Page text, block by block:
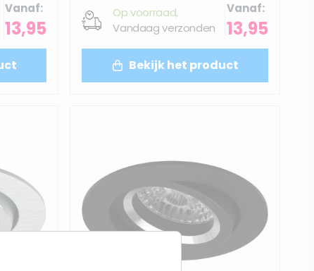
Vanaf
13,95
Op voorraad,
Vandaag verzonden
Vanaf
13,95
Bekijk het product